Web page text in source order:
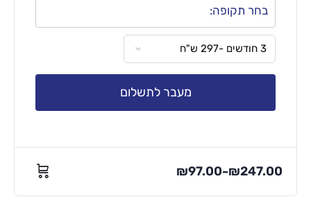
בחר תקופה:
מעבר לתשלום
₪97.00–₪247.00